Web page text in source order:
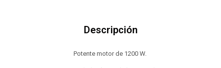
Descripción
Potente motor de 1200 W.